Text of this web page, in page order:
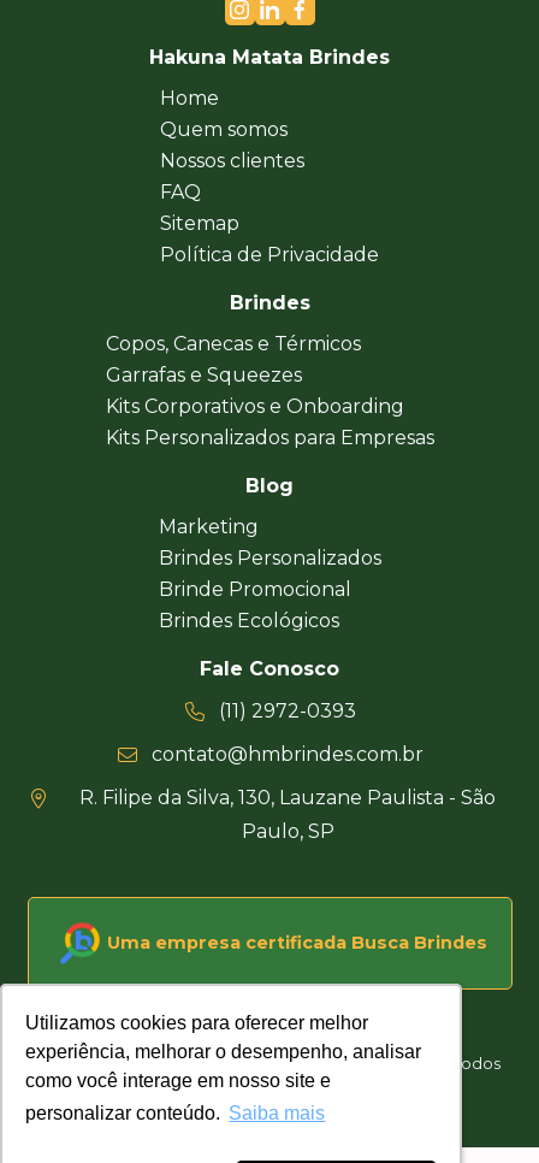
Utilizamos cookies para oferecer melhor
experiência, melhorar o desempenho, analisar
como você interage em nosso site e
personalizar conteúdo. Saiba mais
Utilizamos cookies para oferecer melhor
experiência, melhorar o desempenho, analisar
como você interage em nosso site e
personalizar conteúdo. Saiba mais
Hakuna Matata Brindes
Home
Quem somos
Nossos clientes
FAQ
Sitemap
Política de Privacidade
Brindes
Copos, Canecas e Térmicos
Garrafas e Squeezes
Kits Corporativos e Onboarding
Kits Personalizados para Empresas
Blog
Marketing
Brindes Personalizados
Brinde Promocional
Brindes Ecológicos
Fale Conosco
(11) 2972-0393
contato@hmbrindes.com.br
R. Filipe da Silva, 130, Lauzane Paulista - São
Paulo, SP
Uma empresa certificada Busca Brindes
Hakuna Matata Brindes Corporativos Personalizados © Todos
os direitos reservados
Desenvolvido por